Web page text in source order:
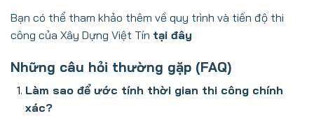
Bạn có thể tham khảo thêm về quy trình và tiến độ thi
công của Xây Dựng Việt Tín tại đây
Những câu hỏi thường gặp (FAQ)
Làm sao để ước tính thời gian thi công chính
xác?